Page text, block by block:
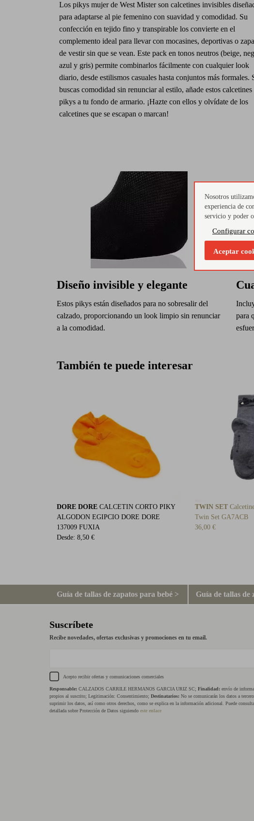
Los pikys mujer de West Mister son calcetines invisibles
para adaptarse al pie femenino con suavidad y comodidad. Su
confección en tejido fino y transpirable los convierte en el
complemento ideal para llevar con mocasines, deportivas o
de vestir sin que se vean. Este pack en tonos neutros (beige,
azul y gris) permite combinarlos fácilmente con cualquier look
diario, desde estilismos casuales hasta conjuntos más formales.
buscas comodidad sin renunciar al estilo, añade estos calcetines
pikys a tu fondo de armario. ¡Hazte con ellos y olvídate de los
calcetines que se escapan o marcan!
Diseño invisible y elegante
Estos pikys están diseñados para no sobresalir del
calzado, proporcionando un look limpio sin renunciar
a la comodidad.
para
También te puede interesar
DORE DORE CALCETIN CORTO PIKY
ALGODON EGIPCIO DORE DORE
137009 FUXIA
Desde: 8,50 €
TWIN SET
Twin Set GA7ACB
36,00 €
Guía de tallas de zapatos para bebé > Guía de tallas de
Suscríbete
Recibe novedades, ofertas exclusivas y promociones en tu email.
Acepto recibir ofertas y comunicaciones comerciales
Responsable: CALZADOS CARRILE HERMANOS GARCIA URIZ SC; Finalidad: envío de
propios al suscrito; Legitimación: Consentimiento; Destinatarios: No se comunicarán los datos a
suprimir los datos, así como otros derechos, como se explica en la información adicional. Puede
detallada sobre Protección de Datos siguiendo este enlace
Nosotros
experiencia de
servicio y poder
Configurar
Aceptar